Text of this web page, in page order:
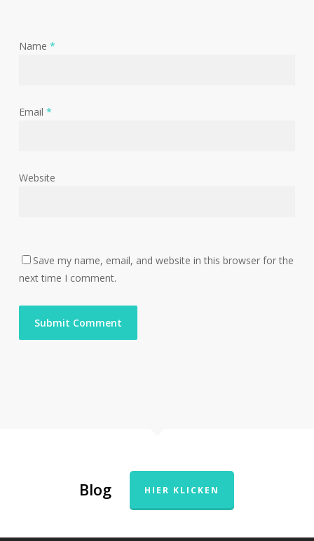
Name *
Email *
Website
Save my name, email, and website in this browser for the
next time I comment.
Blog HIER KLICKEN